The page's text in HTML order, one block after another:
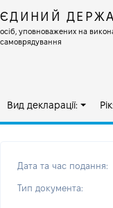
ЄДИНИЙ
осіб, уповноважених на
самоврядування
Вид декларації:
Дата та час подання:
Тип документа: